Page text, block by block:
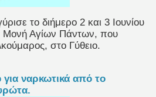
το διήμερο 2 και 3 Ιουνίου
Μονή Αγίων Πάντων, που
στο Γύθειο.
ναρκωτικά από το